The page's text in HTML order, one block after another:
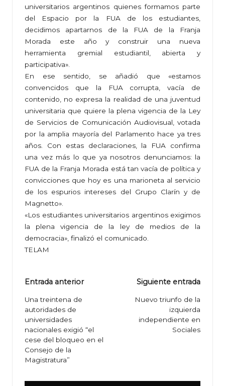
universitarios argentinos quienes formamos parte
del Espacio por la FUA de los estudiantes,
decidimos apartarnos de la FUA de la Franja
Morada este año y construir una nueva
herramienta gremial estudiantil, abierta y
participativa».
En ese sentido, se añadió que «estamos
convencidos que la FUA corrupta, vacía de
contenido, no expresa la realidad de una juventud
universitaria que quiere la plena vigencia de la Ley
de Servicios de Comunicación Audiovisual, votada
por la amplia mayoría del Parlamento hace ya tres
años. Con estas declaraciones, la FUA confirma
una vez más lo que ya nosotros denunciamos: la
FUA de la Franja Morada está tan vacía de política y
convicciones que hoy es una marioneta al servicio
de los espurios intereses del Grupo Clarín y de
Magnetto».
«Los estudiantes universitarios argentinos exigimos
la plena vigencia de la ley de medios de la
democracia», finalizó el comunicado.
TELAM
Navegación
de
entradas
Entrada anterior
Una treintena de
autoridades de
universidades
nacionales exigió “el
cese del bloqueo en el
Consejo de la
Magistratura”
Siguiente entrada
Nuevo triunfo de la
izquierda
independiente en
Sociales